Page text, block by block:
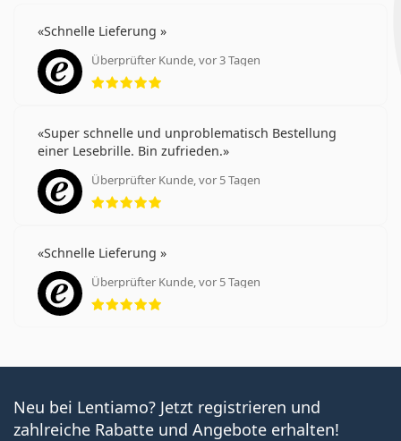
Schnelle Lieferung
Überprüfter Kunde, vor 3 Tagen
Bewertung 5 aus 5
Super schnelle und unproblematisch Bestellung
einer Lesebrille. Bin zufrieden.
Überprüfter Kunde, vor 5 Tagen
Bewertung 5 aus 5
Schnelle Lieferung
Überprüfter Kunde, vor 5 Tagen
Bewertung 5 aus 5
Neu bei Lentiamo? Jetzt registrieren und
zahlreiche Rabatte und Angebote erhalten!